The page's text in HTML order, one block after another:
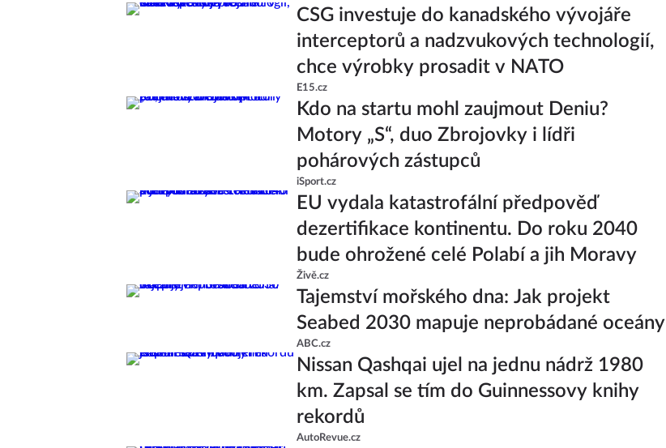
CSG investuje do kanadského vývojáře
interceptorů a nadzvukových technologií,
chce výrobky prosadit v NATO
E15.cz
Kdo na startu mohl zaujmout Deniu?
Motory „S“, duo Zbrojovky i lídři
pohárových zástupců
iSport.cz
EU vydala katastrofální předpověď
dezertifikace kontinentu. Do roku 2040
bude ohrožené celé Polabí a jih Moravy
Živě.cz
Tajemství mořského dna: Jak projekt
Seabed 2030 mapuje neprobádané oceány
ABC.cz
Nissan Qashqai ujel na jednu nádrž 1980
km. Zapsal se tím do Guinnessovy knihy
rekordů
AutoRevue.cz